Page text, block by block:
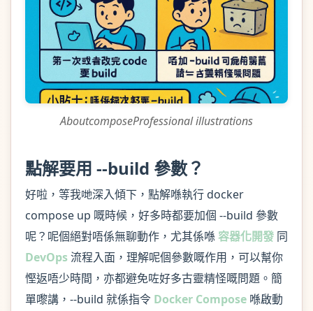
AboutcomposeProfessional illustrations
點解要用 --build 參數？
好啦，等我哋深入傾下，點解喺執行 docker
compose up 嘅時候，好多時都要加個 --build 參數
呢？呢個絕對唔係無聊動作，尤其係喺容器化開發 同
DevOps流程入面，理解呢個參數嘅作用，可以幫你
慳返唔少時間，亦都避免咗好多古靈精怪嘅問題。簡
單嚟講，--build 就係指令 Docker Compose 喺啟動